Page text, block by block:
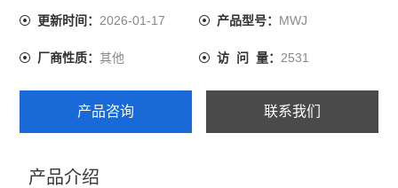
至-20℃。
更新时间：2026-01-17 产品型号： MWJ
厂商性质：其他 访 问 量： 2531
产品咨询 联系我们
产品介绍